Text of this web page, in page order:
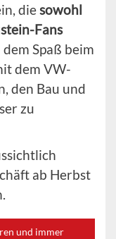
diesowohl
Fans
Spaß beim
dem VW-
den Bau und
zu
ab Herbst
und immer